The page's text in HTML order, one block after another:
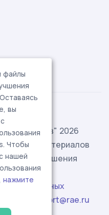
2026
материалов
с разрешения
данных
-
support@rae.ru
файлы
вы
Чтобы
нашей
нажмите